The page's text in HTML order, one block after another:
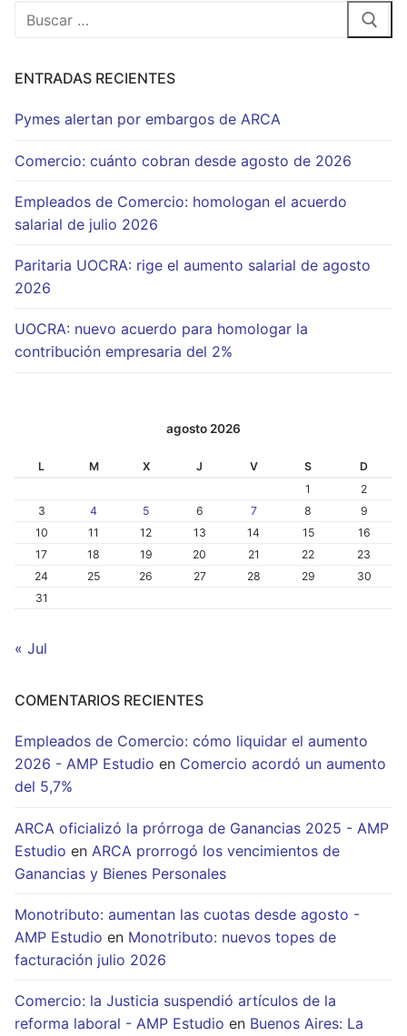
Buscar:
ENTRADAS RECIENTES
Pymes alertan por embargos de ARCA
Comercio: cuánto cobran desde agosto de 2026
Empleados de Comercio: homologan el acuerdo
salarial de julio 2026
Paritaria UOCRA: rige el aumento salarial de agosto
2026
UOCRA: nuevo acuerdo para homologar la
contribución empresaria del 2%
agosto 2026
L M X J V S
D
1
2
3
4 5 6 7 8
9
10
11 12 13 14 15
16
17
18 19 20 21 22
23
24
25 26 27 28 29
30
31
« Jul
COMENTARIOS RECIENTES
Empleados de Comercio: cómo liquidar el aumento
2026 - AMP Estudio en Comercio acordó un aumento
del 5,7%
ARCA oficializó la prórroga de Ganancias 2025 - AMP
Estudio en ARCA prorrogó los vencimientos de
Ganancias y Bienes Personales
Monotributo: aumentan las cuotas desde agosto -
AMP Estudio en Monotributo: nuevos topes de
facturación julio 2026
Comercio: la Justicia suspendió artículos de la
reforma laboral - AMP Estudio en Buenos Aires: La